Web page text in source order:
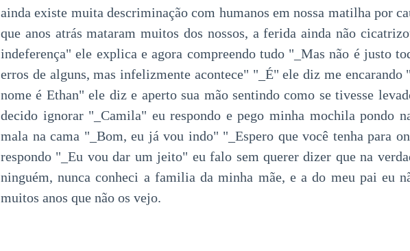
ainda existe muita descriminação com humanos em nossa matilha por
que anos atrás mataram muitos dos nossos, a ferida ainda não
indeferença" ele explica e agora compreendo tudo "_Mas não é justo
erros de alguns, mas infelizmente acontece" "_É" ele diz me encarando
nome é Ethan" ele diz e aperto sua mão sentindo como se tivesse
decido ignorar "_Camila" eu respondo e pego minha mochila pondo
mala na cama "_Bom, eu já vou indo" "_Espero que você tenha para
respondo "_Eu vou dar um jeito" eu falo sem querer dizer que na
ninguém, nunca conheci a familia da minha mãe, e a do meu pai eu
muitos anos que não os vejo.